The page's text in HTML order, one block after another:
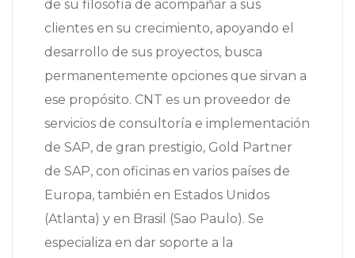
de su filosofía de acompañar a sus
clientes en su crecimiento, apoyando el
desarrollo de sus proyectos, busca
permanentemente opciones que sirvan a
ese propósito. CNT es un proveedor de
servicios de consultoría e implementación
de SAP, de gran prestigio, Gold Partner
de SAP, con oficinas en varios países de
Europa, también en Estados Unidos
(Atlanta) y en Brasil (Sao Paulo). Se
especializa en dar soporte a la